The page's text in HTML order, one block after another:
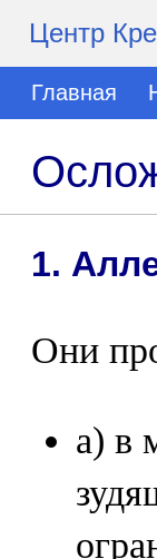
Центр
Главная
1.
Они
а) в